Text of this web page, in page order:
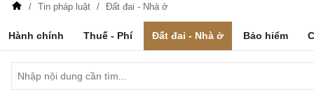
Tin pháp luật Đất đai - Nhà ở
Hành chính Thuế - Phí Đất đai - Nhà ở Bảo hiểm